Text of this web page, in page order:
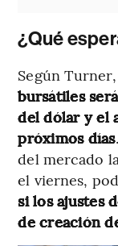
¿Qué
Según
bursátiles
del dólar y el
próximos días
del mercado
el viernes,
si los ajustes
de creación